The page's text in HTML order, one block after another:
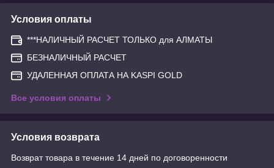
Условия оплаты
***НАЛИЧНЫЙ РАСЧЕТ ТОЛЬКО для АЛМАТЫ
БЕЗНАЛИЧНЫЙ РАСЧЕТ
УДАЛЕННАЯ ОПЛАТА НА KASPI GOLD
Все условия оплаты
Условия возврата
Возврат товара в течение 14 дней по договоренности